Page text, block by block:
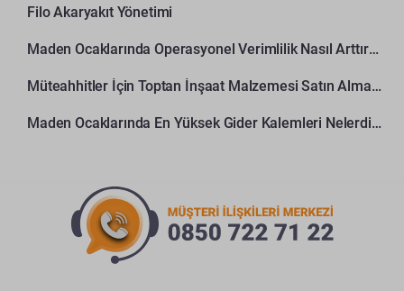
Filo Akaryakıt Yönetimi
Maden Ocaklarında Operasyonel Verimlilik Nasıl Arttırılır?
Müteahhitler İçin Toptan İnşaat Malzemesi Satın Alma Rehberi
Maden Ocaklarında En Yüksek Gider Kalemleri Nelerdir?